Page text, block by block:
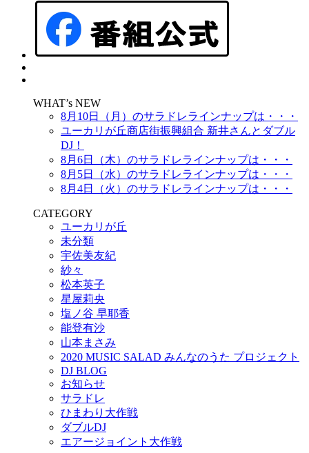
WHAT’s NEW
8月10日（月）のサラドレラインナップは・・・
ユーカリが丘商店街振興組合 新井さんとダブル
DJ！
8月6日（木）のサラドレラインナップは・・・
8月5日（水）のサラドレラインナップは・・・
8月4日（火）のサラドレラインナップは・・・
CATEGORY
ユーカリが丘
未分類
宇佐美友紀
紗々
松本英子
星屋莉央
塩ノ谷 早耶香
能登有沙
山本まさみ
2020 MUSIC SALAD みんなのうた プロジェクト
DJ BLOG
お知らせ
サラドレ
ひまわり大作戦
ダブルDJ
エアージョイント大作戦